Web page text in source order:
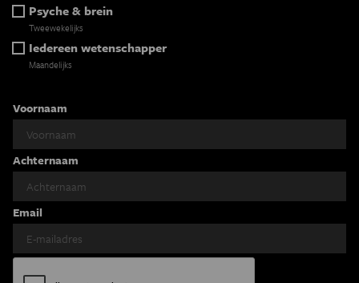
Psyche & brein
Tweewekelijks
Iedereen wetenschapper
Maandelijks
Voornaam
Achternaam
Email